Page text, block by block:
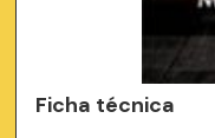
Ficha técnica